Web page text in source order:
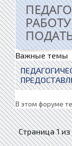
Важные темы
В этом форуме
Страница1из